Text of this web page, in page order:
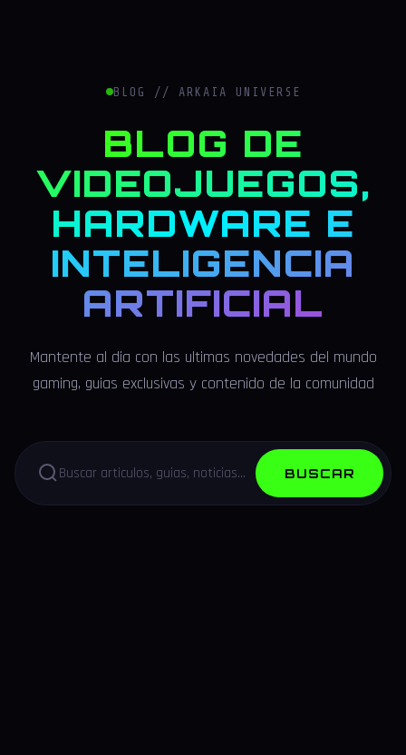
BLOG // ARKAIA UNIVERSE
BLOG DE
VIDEOJUEGOS,
HARDWARE E
INTELIGENCIA
ARTIFICIAL
Mantente al dia con las ultimas novedades del mundo
gaming, guias exclusivas y contenido de la comunidad
BUSCAR